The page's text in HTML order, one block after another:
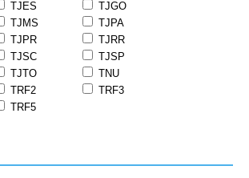
TJES
TJGO
TJMS
TJPA
TJPR
TJRR
TJSC
TJSP
TJTO
TNU
TRF2
TRF3
TRF5